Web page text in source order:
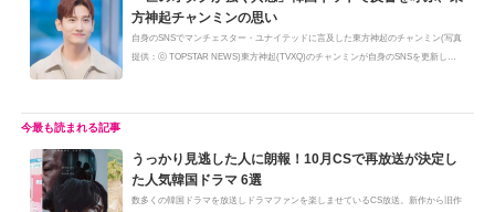
方神起チャンミンの思い
自身のSNSでマンチェスター・ユナイテッドに言及した東方神起のチャンミン(写真
提供：ⓒ TOPSTAR NEWS)東方神起(TVXQ)のチャンミンが自身のSNSを更新し、
うっかり見逃した人に朗報！10月CSで再放送が決定し
た人気韓国ドラマ 6選
数多くの韓国ドラマを放送しドラマファンを楽しませているCS放送。新作から旧作